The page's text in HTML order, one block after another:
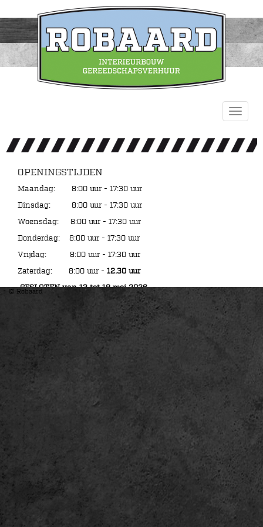
Toggle
OPENINGSTIJDEN
Maandag: 8:00 uur - 17:30 uur
Dinsdag: 8:00 uur - 17:30 uur
Woensdag: 8:00 uur - 17:30 uur
Donderdag: 8:00 uur - 17:30 uur
Vrijdag: 8:00 uur - 17:30 uur
Zaterdag: 8:00 uur - 12.30 uur
GESLOTEN van 13 tot 18 mei 2026
© Robaard